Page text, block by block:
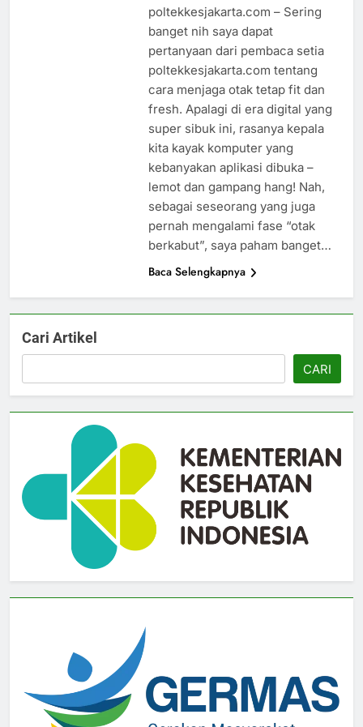
poltekkesjakarta.com – Sering
banget nih saya dapat
pertanyaan dari pembaca setia
poltekkesjakarta.com tentang
cara menjaga otak tetap fit dan
fresh. Apalagi di era digital yang
super sibuk ini, rasanya kepala
kita kayak komputer yang
kebanyakan aplikasi dibuka –
lemot dan gampang hang! Nah,
sebagai seseorang yang juga
pernah mengalami fase “otak
berkabut”, saya paham banget…
Baca Selengkapnya
Cari Artikel
CARI